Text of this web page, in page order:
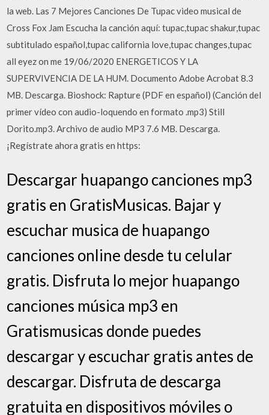
la web. Las 7 Mejores Canciones De Tupac video musical de
Cross Fox Jam Escucha la canción aquí: tupac,tupac shakur,tupac
subtitulado español,tupac california love,tupac changes,tupac
all eyez on me 19/06/2020 ENERGETICOS Y LA
SUPERVIVENCIA DE LA HUM. Documento Adobe Acrobat 8.3
MB. Descarga. Bioshock: Rapture (PDF en español) (Canción del
primer vídeo con audio-loquendo en formato .mp3) Still
Dorito.mp3. Archivo de audio MP3 7.6 MB. Descarga.
¡Regístrate ahora gratis en https:
Descargar huapango canciones mp3
gratis en GratisMusicas. Bajar y
escuchar musica de huapango
canciones online desde tu celular
gratis. Disfruta lo mejor huapango
canciones música mp3 en
Gratismusicas donde puedes
descargar y escuchar gratis antes de
descargar. Disfruta de descarga
gratuita en dispositivos móviles o